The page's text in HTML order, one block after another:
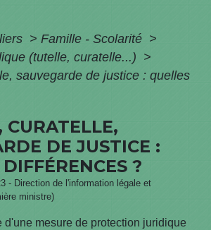
> Famille - Scolarité >
(tutelle, curatelle...) >
sauvegarde de justice : quelles
CURATELLE,
DE JUSTICE :
?
- Direction de l'information légale et
ministre)
d'une mesure de protection juridique